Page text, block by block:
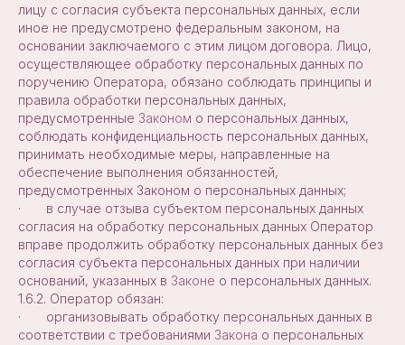
лицу с согласия субъекта персональных данных, если
иное не предусмотрено федеральным законом, на
основании заключаемого с этим лицом договора. Лицо,
осуществляющее обработку персональных данных по
поручению Оператора, обязано соблюдать принципы и
правила обработки персональных данных,
предусмотренные Законом о персональных данных,
соблюдать конфиденциальность персональных данных,
принимать необходимые меры, направленные на
обеспечение выполнения обязанностей,
предусмотренных Законом о персональных данных;
· в случае отзыва субъектом персональных данных
согласия на обработку персональных данных Оператор
вправе продолжить обработку персональных данных без
согласия субъекта персональных данных при наличии
оснований, указанных в Законе о персональных данных.
1.6.2. Оператор обязан:
· организовывать обработку персональных данных в
соответствии с требованиями Закона о персональных